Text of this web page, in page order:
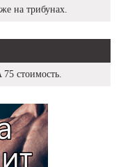
на трибунах.
стоимость.